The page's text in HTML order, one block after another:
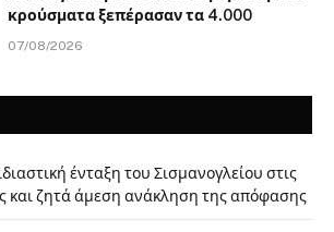
κρούσματα ξεπέρασαν τα 4.000
07/08/2026
ένταξη του Σισμανογλείου στις
και ζητά άμεση ανάκληση της απόφασης